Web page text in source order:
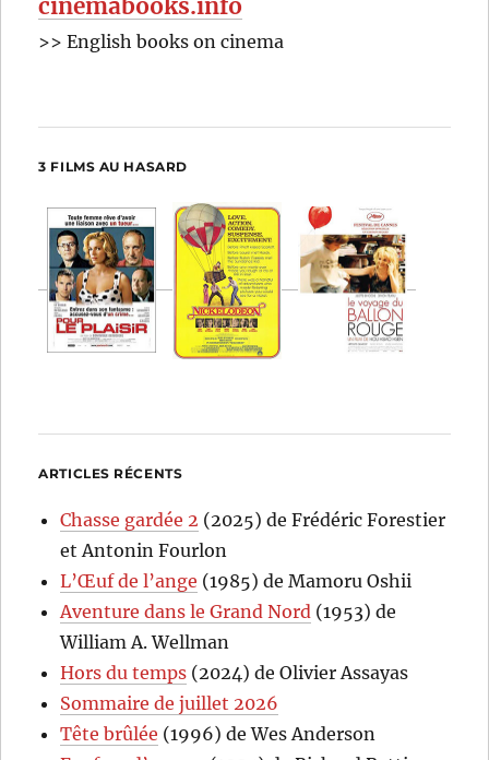
cinemabooks.info
>> English books on cinema
3 FILMS AU HASARD
ARTICLES RÉCENTS
Chasse gardée 2 (2025) de Frédéric Forestier
et Antonin Fourlon
L’Œuf de l’ange (1985) de Mamoru Oshii
Aventure dans le Grand Nord (1953) de
William A. Wellman
Hors du temps (2024) de Olivier Assayas
Sommaire de juillet 2026
Tête brûlée (1996) de Wes Anderson